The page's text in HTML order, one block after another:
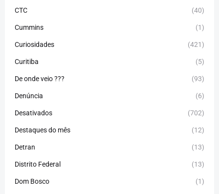
CTC (40)
Cummins (1)
Curiosidades (421)
Curitiba (5)
De onde veio ??? (93)
Denúncia (6)
Desativados (702)
Destaques do mês (12)
Detran (13)
Distrito Federal (13)
Dom Bosco (1)